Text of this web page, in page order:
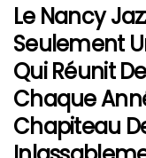
Le Nancy
Seulement
Qui Réunit
Chaque
Chapiteau